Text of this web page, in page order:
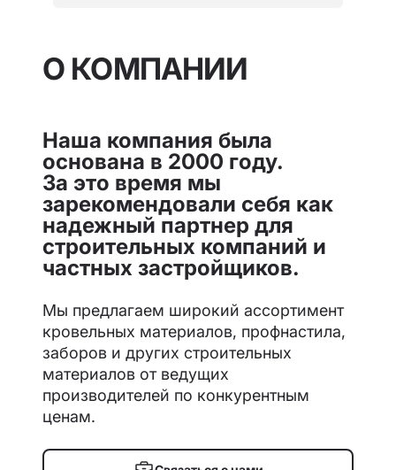
О КОМПАНИИ
Наша компания была
основана в 2000 году.
За это время мы
зарекомендовали себя как
надежный партнер для
строительных компаний и
частных застройщиков.
Мы предлагаем широкий ассортимент
кровельных материалов, профнастила,
заборов и других строительных
материалов от ведущих
производителей по конкурентным
ценам.